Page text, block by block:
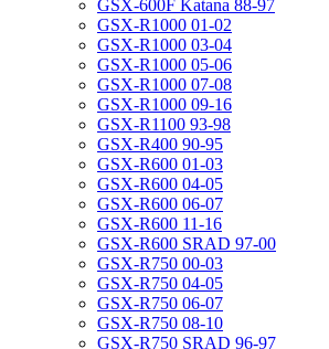
GSX-600F Katana 88-97
GSX-R1000 01-02
GSX-R1000 03-04
GSX-R1000 05-06
GSX-R1000 07-08
GSX-R1000 09-16
GSX-R1100 93-98
GSX-R400 90-95
GSX-R600 01-03
GSX-R600 04-05
GSX-R600 06-07
GSX-R600 11-16
GSX-R600 SRAD 97-00
GSX-R750 00-03
GSX-R750 04-05
GSX-R750 06-07
GSX-R750 08-10
GSX-R750 SRAD 96-97